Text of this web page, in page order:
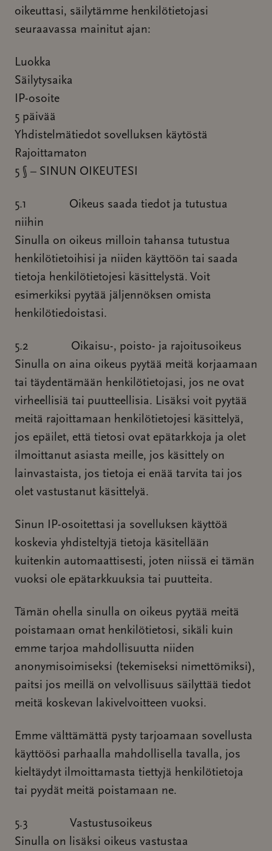
oikeuttasi, säilytämme henkilötietojasi
seuraavassa mainitut ajan:
Luokka
Säilytysaika
IP-osoite
5 päivää
Yhdistelmätiedot sovelluksen käytöstä
Rajoittamaton
5 § – SINUN OIKEUTESI
5.1 Oikeus saada tiedot ja tutustua
niihin
Sinulla on oikeus milloin tahansa tutustua
henkilötietoihisi ja niiden käyttöön tai saada
tietoja henkilötietojesi käsittelystä. Voit
esimerkiksi pyytää jäljennöksen omista
henkilötiedoistasi.
5.2 Oikaisu-, poisto- ja rajoitusoikeus
Sinulla on aina oikeus pyytää meitä korjaamaan
tai täydentämään henkilötietojasi, jos ne ovat
virheellisiä tai puutteellisia. Lisäksi voit pyytää
meitä rajoittamaan henkilötietojesi käsittelyä,
jos epäilet, että tietosi ovat epätarkkoja ja olet
ilmoittanut asiasta meille, jos käsittely on
lainvastaista, jos tietoja ei enää tarvita tai jos
olet vastustanut käsittelyä.
Sinun IP-osoitettasi ja sovelluksen käyttöä
koskevia yhdisteltyjä tietoja käsitellään
kuitenkin automaattisesti, joten niissä ei tämän
vuoksi ole epätarkkuuksia tai puutteita.
Tämän ohella sinulla on oikeus pyytää meitä
poistamaan omat henkilötietosi, sikäli kuin
emme tarjoa mahdollisuutta niiden
anonymisoimiseksi (tekemiseksi nimettömiksi),
paitsi jos meillä on velvollisuus säilyttää tiedot
meitä koskevan lakivelvoitteen vuoksi.
Emme välttämättä pysty tarjoamaan sovellusta
käyttöösi parhaalla mahdollisella tavalla, jos
kieltäydyt ilmoittamasta tiettyjä henkilötietoja
tai pyydät meitä poistamaan ne.
5.3 Vastustusoikeus
Sinulla on lisäksi oikeus vastustaa